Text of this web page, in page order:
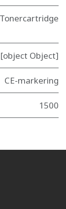
Tonercartridge
[object Object]
CE-markering
1500